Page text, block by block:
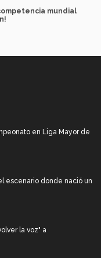
mundial
en Liga Mayor de
escenario donde nació un
la voz" a